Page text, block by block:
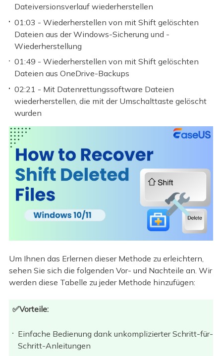
Dateiversionsverlauf wiederherstellen
01:03 - Wiederherstellen von mit Shift gelöschten
Dateien aus der Windows-Sicherung und -
Wiederherstellung
01:49 - Wiederherstellen von mit Shift gelöschten
Dateien aus OneDrive-Backups
02:21 - Mit Datenrettungssoftware Dateien
wiederherstellen, die mit der Umschalttaste gelöscht
wurden
Um Ihnen das Erlernen dieser Methode zu erleichtern,
sehen Sie sich die folgenden Vor- und Nachteile an. Wir
werden diese Tabelle zu jeder Methode hinzufügen:
✅Vorteile:
Einfache Bedienung dank unkomplizierter Schritt-für-
Schritt-Anleitungen